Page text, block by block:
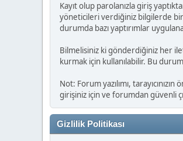
Kayıt olup parolanızla giriş
yöneticileri verdiğiniz bilgilerde bir
durumda bazı yaptırımlar
Bilmelisiniz ki gönderdiğiniz her
kurmak için kullanılabilir. Bu
Not: Forum yazılımı,
girişiniz için ve forumdan güvenli
Gizlilik Politikası